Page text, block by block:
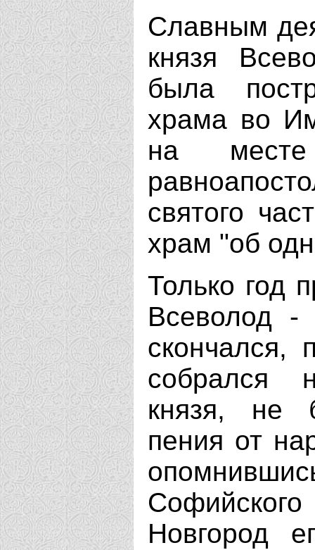
Славным
князя
была
храма во
на месте
святого
храм "об
Только год
Всеволод
скончался,
собрался
князя, не
пения от
Новгород